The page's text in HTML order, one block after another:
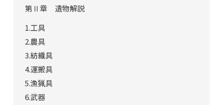
第Ⅱ章 遺物解説
1.工具
2.農具
3.紡織具
4.運搬具
5.漁猟具
6.武器